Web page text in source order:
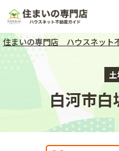
住まいの専門店 ハウスネット
白河市